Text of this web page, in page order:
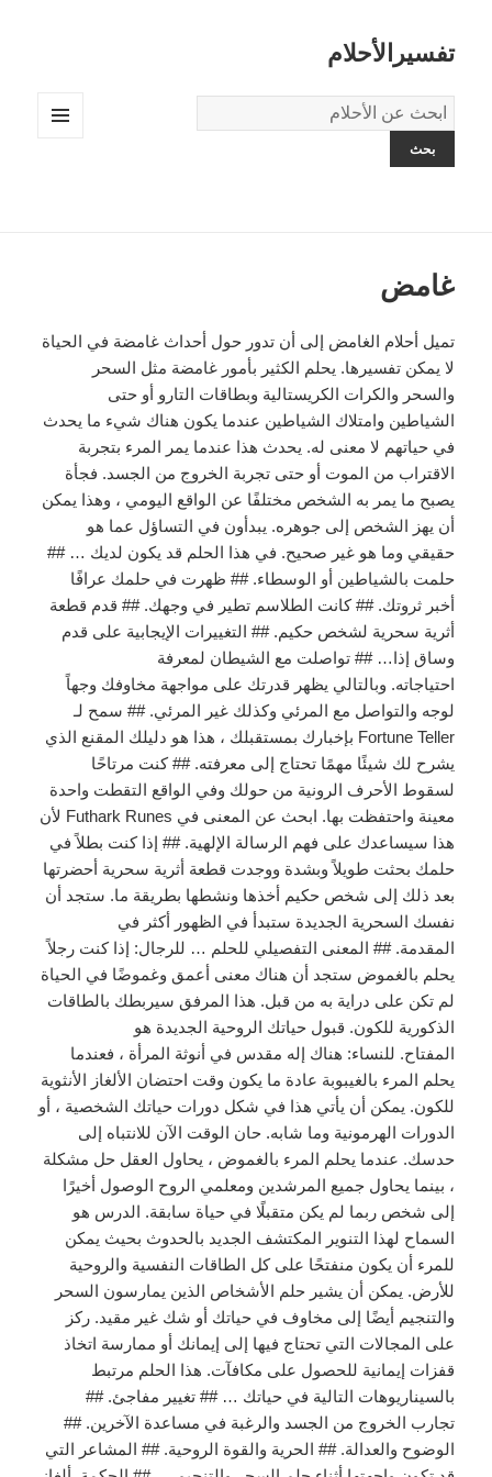
تفسيرالأحلام
قاموس
الاحلام:
غامض
تميل أحلام الغامض إلى أن تدور حول أحداث غامضة في الحياة
لا يمكن تفسيرها. يحلم الكثير بأمور غامضة مثل السحر
والسحر والكرات الكريستالية وبطاقات التارو أو حتى
الشياطين وامتلاك الشياطين عندما يكون هناك شيء ما يحدث
في حياتهم لا معنى له. يحدث هذا عندما يمر المرء بتجربة
الاقتراب من الموت أو حتى تجربة الخروج من الجسد. فجأة
يصبح ما يمر به الشخص مختلفًا عن الواقع اليومي ، وهذا يمكن
أن يهز الشخص إلى جوهره. يبدأون في التساؤل عما هو
حقيقي وما هو غير صحيح. في هذا الحلم قد يكون لديك … ##
حلمت بالشياطين أو الوسطاء. ## ظهرت في حلمك عرافًا
أخبر ثروتك. ## كانت الطلاسم تطير في وجهك. ## قدم قطعة
أثرية سحرية لشخص حكيم. ## التغييرات الإيجابية على قدم
وساق إذا… ## تواصلت مع الشيطان لمعرفة
احتياجاته. وبالتالي يظهر قدرتك على مواجهة مخاوفك وجهاً
لوجه والتواصل مع المرئي وكذلك غير المرئي. ## سمح لـ
Fortune Teller بإخبارك بمستقبلك ، هذا هو دليلك المقنع الذي
يشرح لك شيئًا مهمًا تحتاج إلى معرفته. ## كنت مرتاحًا
لسقوط الأحرف الرونية من حولك وفي الواقع التقطت واحدة
معينة واحتفظت بها. ابحث عن المعنى في Futhark Runes لأن
هذا سيساعدك على فهم الرسالة الإلهية. ## إذا كنت بطلاً في
حلمك بحثت طويلاً وبشدة ووجدت قطعة أثرية سحرية أحضرتها
بعد ذلك إلى شخص حكيم أخذها ونشطها بطريقة ما. ستجد أن
نفسك السحرية الجديدة ستبدأ في الظهور أكثر في
المقدمة. ## المعنى التفصيلي للحلم … للرجال: إذا كنت رجلاً
يحلم بالغموض ستجد أن هناك معنى أعمق وغموضًا في الحياة
لم تكن على دراية به من قبل. هذا المرفق سيربطك بالطاقات
الذكورية للكون. قبول حياتك الروحية الجديدة هو
المفتاح. للنساء: هناك إله مقدس في أنوثة المرأة ، فعندما
يحلم المرء بالغيبوبة عادة ما يكون وقت احتضان الألغاز الأنثوية
للكون. يمكن أن يأتي هذا في شكل دورات حياتك الشخصية ، أو
الدورات الهرمونية وما شابه. حان الوقت الآن للانتباه إلى
حدسك. عندما يحلم المرء بالغموض ، يحاول العقل حل مشكلة
، بينما يحاول جميع المرشدين ومعلمي الروح الوصول أخيرًا
إلى شخص ربما لم يكن متقبلًا في حياة سابقة. الدرس هو
السماح لهذا التنوير المكتشف الجديد بالحدوث بحيث يمكن
للمرء أن يكون منفتحًا على كل الطاقات النفسية والروحية
للأرض. يمكن أن يشير حلم الأشخاص الذين يمارسون السحر
والتنجيم أيضًا إلى مخاوف في حياتك أو شك غير مقيد. ركز
على المجالات التي تحتاج فيها إلى إيمانك أو ممارسة اتخاذ
قفزات إيمانية للحصول على مكافآت. هذا الحلم مرتبط
بالسيناريوهات التالية في حياتك … ## تغيير مفاجئ. ##
تجارب الخروج من الجسد والرغبة في مساعدة الآخرين. ##
الوضوح والعدالة. ## الحرية والقوة الروحية. ## المشاعر التي